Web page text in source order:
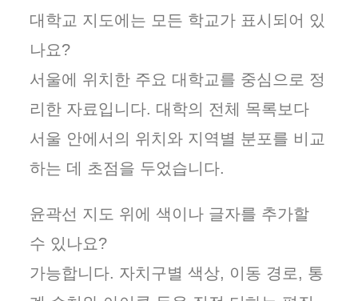
대학교 지도에는 모든 학교가 표시되어 있
나요?
서울에 위치한 주요 대학교를 중심으로 정
리한 자료입니다. 대학의 전체 목록보다
서울 안에서의 위치와 지역별 분포를 비교
하는 데 초점을 두었습니다.
윤곽선 지도 위에 색이나 글자를 추가할
수 있나요?
가능합니다. 자치구별 색상, 이동 경로, 통